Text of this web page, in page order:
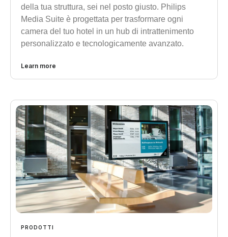
della tua struttura, sei nel posto giusto. Philips
Media Suite è progettata per trasformare ogni
camera del tuo hotel in un hub di intrattenimento
personalizzato e tecnologicamente avanzato.
Learn more
PRODOTTI